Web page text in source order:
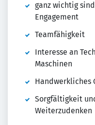
ganz wichtig
Engagement
Teamfähigkeit
Interesse an
Maschinen
Handwerkliches
Sorgfältigkeit
Weiterzudenken